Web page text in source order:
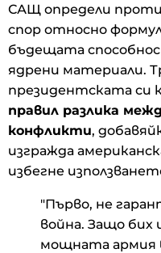
САЩ определи
спор относно
бъдещата
ядрени материали.
президентската си
правил разлика
конфликти,
изгражда
избегне
"Първо, не
война. Защо бих
мощната армия